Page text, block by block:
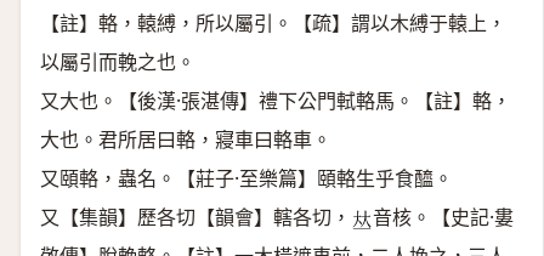
【註】輅，轅縛，所以屬引。【疏】謂以木縛于轅上，
以屬引而輓之也。
又大也。【後漢·張湛傳】禮下公門軾輅馬。【註】輅，
大也。君所居曰輅，寢車曰輅車。
又頤輅，蟲名。【莊子·至樂篇】頤輅生乎食醯。
又【集韻】歷各切【韻會】轄各切， 𠀤音核。【史記·婁